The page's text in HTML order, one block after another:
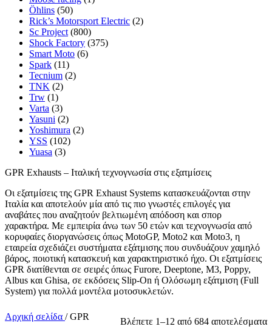
Öhlins (50)
Rick’s Motorsport Electric (2)
Sc Project (800)
Shock Factory (375)
Smart Moto (6)
Spark (11)
Tecnium (2)
TNK (2)
Trw (1)
Varta (3)
Yasuni (2)
Yoshimura (2)
YSS (102)
Yuasa (3)
GPR Exhausts – Ιταλική τεχνογνωσία στις εξατμίσεις
Οι εξατμίσεις της GPR Exhaust Systems κατασκευάζονται στην
Ιταλία και αποτελούν μία από τις πιο γνωστές επιλογές για
αναβάτες που αναζητούν βελτιωμένη απόδοση και σπορ
χαρακτήρα. Με εμπειρία άνω των 50 ετών και τεχνογνωσία από
κορυφαίες διοργανώσεις όπως MotoGP, Moto2 και Moto3, η
εταιρεία σχεδιάζει συστήματα εξάτμισης που συνδυάζουν χαμηλό
βάρος, ποιοτική κατασκευή και χαρακτηριστικό ήχο. Οι εξατμίσεις
GPR διατίθενται σε σειρές όπως Furore, Deeptone, M3, Poppy,
Albus και Ghisa, σε εκδόσεις Slip-On ή Ολόσωμη εξάτμιση (Full
System) για πολλά μοντέλα μοτοσυκλετών.
Αρχική σελίδα / GPR Βλέπετε 1–12 από 684 αποτελέσματα